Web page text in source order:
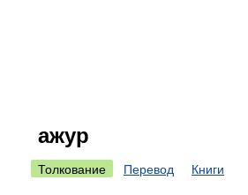
ажур
Толкование Перевод Книги